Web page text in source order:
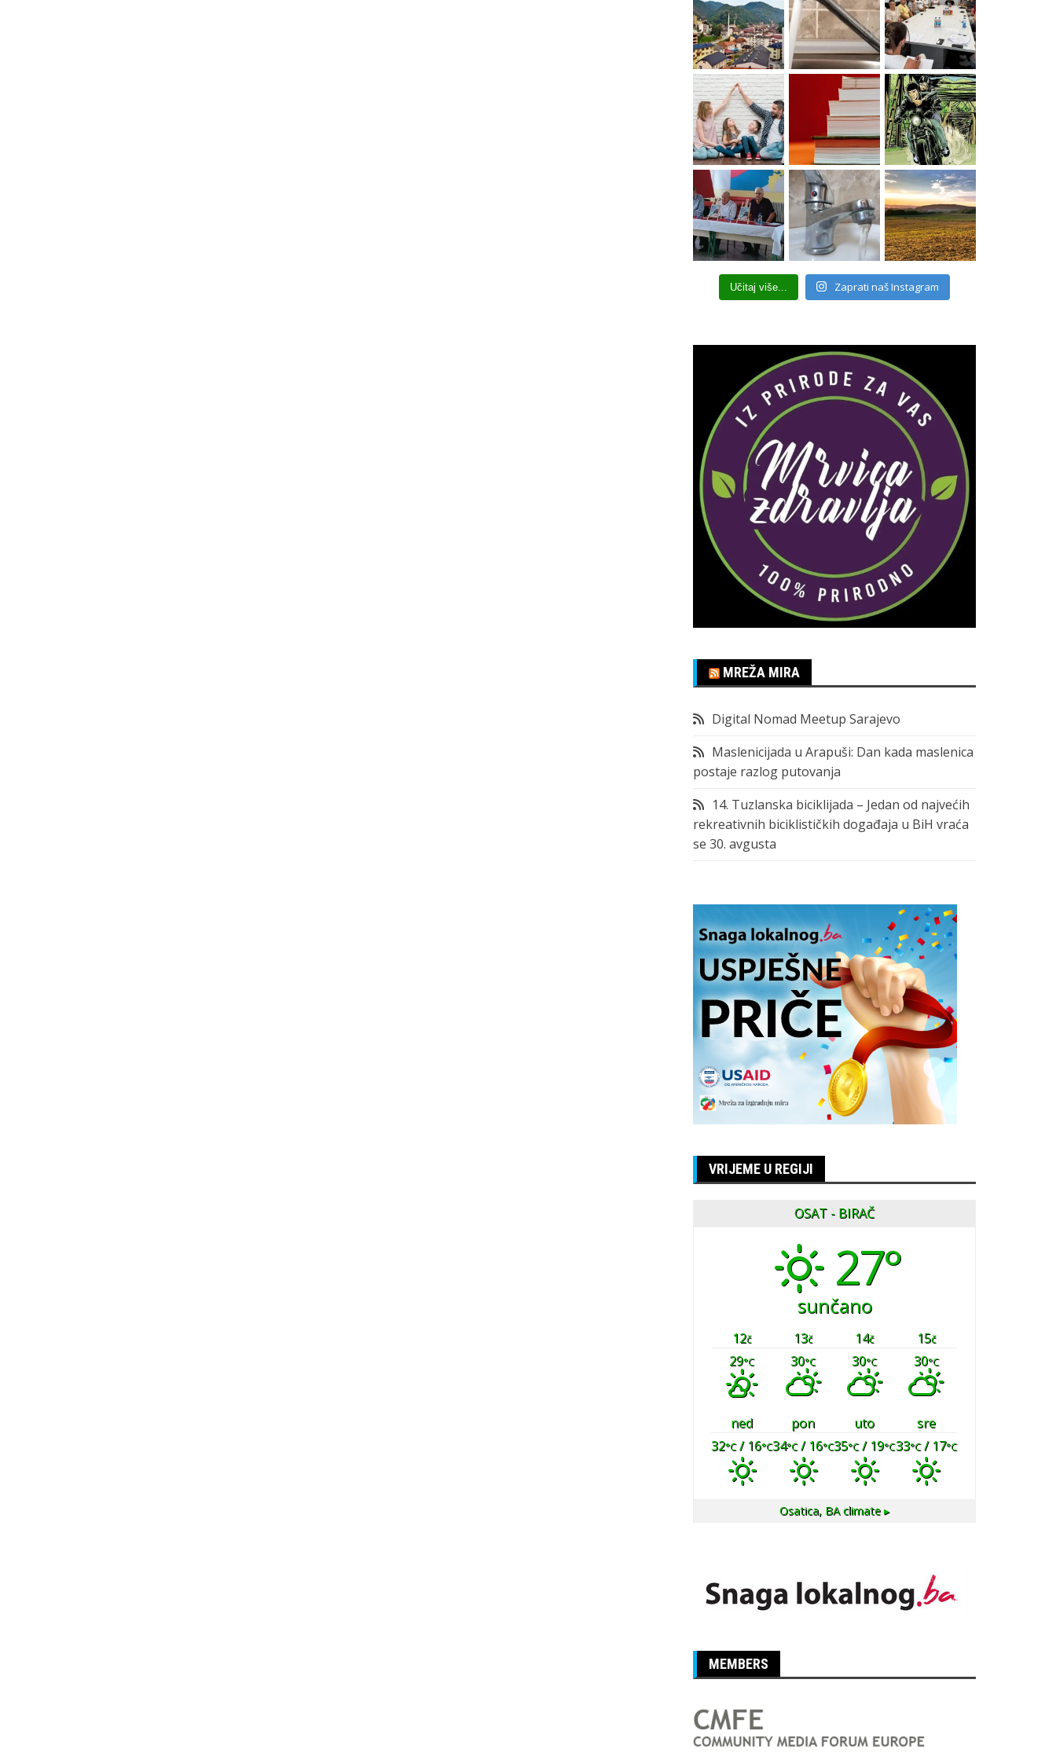
Učitaj više... Zaprati naš Instagram
MREŽA MIRA
Digital Nomad Meetup Sarajevo
Maslenicijada u Arapuši: Dan kada maslenica
postaje razlog putovanja
14. Tuzlanska biciklijada – Jedan od najvećih
rekreativnih biciklističkih događaja u BiH vraća
se 30. avgusta
VRIJEME U REGIJI
OSAT - BIRAČ
27°
sunčano
12č 13č 14č 15č
29°C 30°C 30°C 30°C
ned pon uto
sre
32°C/ 16°C34°C/ 16°C35°C/ 19°C33°C/ 17°C
Osatica, BAclimate ▸
MEMBERS